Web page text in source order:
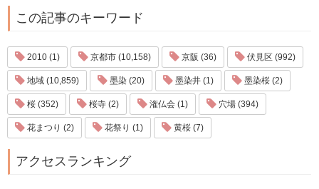
この記事のキーワード
2010 (1) 京都市 (10,158) 京阪 (36) 伏見区 (992)
地域 (10,859) 墨染 (20) 墨染井 (1) 墨染桜 (2)
桜 (352) 桜寺 (2) 潅仏会 (1) 穴場 (394)
花まつり (2) 花祭り (1) 黄桜 (7)
アクセスランキング